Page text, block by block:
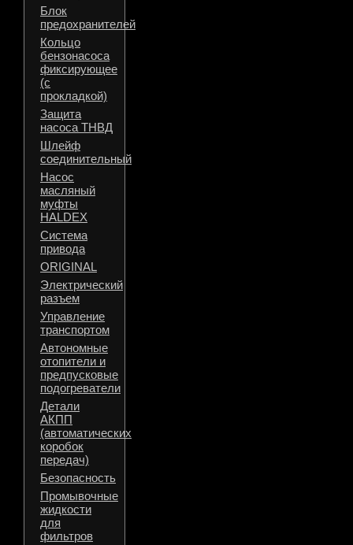
Блок
предохранителей
Кольцо
бензонасоса
фиксирующее
(с
прокладкой)
Защита
насоса ТНВД
Шлейф
соединительный
Насос
масляный
муфты
HALDEX
Система
привода
ORIGINAL
Электрический
разъем
Управление
транспортом
Автономные
отопители и
предпусковые
подогреватели
Детали
АКПП
(автоматических
коробок
передач)
Безопасность
Промывочные
жидкости
для
фильтров